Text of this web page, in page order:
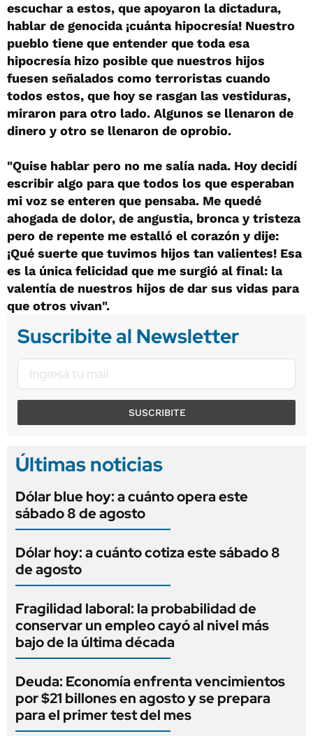
escuchar a estos, que apoyaron la dictadura,
hablar de genocida ¡cuánta hipocresía! Nuestro
pueblo tiene que entender que toda esa
hipocresía hizo posible que nuestros hijos
fuesen señalados como terroristas cuando
todos estos, que hoy se rasgan las vestiduras,
miraron para otro lado. Algunos se llenaron de
dinero y otro se llenaron de oprobio.
"Quise hablar pero no me salía nada. Hoy decidí
escribir algo para que todos los que esperaban
mi voz se enteren que pensaba. Me quedé
ahogada de dolor, de angustia, bronca y tristeza
pero de repente me estalló el corazón y dije:
¡Qué suerte que tuvimos hijos tan valientes! Esa
es la única felicidad que me surgió al final: la
valentía de nuestros hijos de dar sus vidas para
que otros vivan".
Suscribite al Newsletter
SUSCRIBITE
Últimas noticias
Dólar blue hoy: a cuánto opera este
sábado 8 de agosto
Dólar hoy: a cuánto cotiza este sábado 8
de agosto
Fragilidad laboral: la probabilidad de
conservar un empleo cayó al nivel más
bajo de la última década
Deuda: Economía enfrenta vencimientos
por $21 billones en agosto y se prepara
para el primer test del mes